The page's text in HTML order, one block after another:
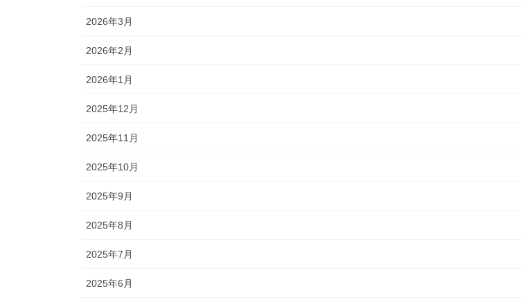
2026年3月
2026年2月
2026年1月
2025年12月
2025年11月
2025年10月
2025年9月
2025年8月
2025年7月
2025年6月